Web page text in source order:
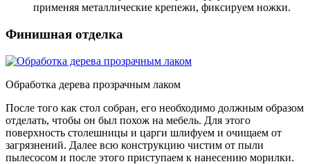
применяя металлические крепежи, фиксируем ножки.
Финишная отделка
Обработка дерева прозрачным лаком
После того как стол собран, его необходимо должным образом
отделать, чтобы он был похож на мебель. Для этого
поверхность столешницы и царги шлифуем и очищаем от
загрязнений. Далее всю конструкцию чистим от пыли
пылесосом и после этого приступаем к нанесению морилки.